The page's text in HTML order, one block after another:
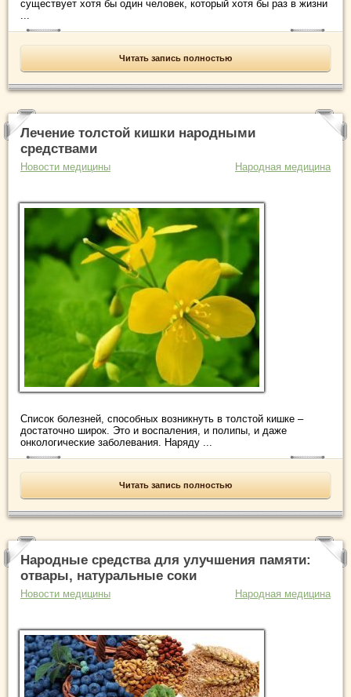
существует хотя бы один человек, который хотя бы раз в жизни
Читать запись полностью
Лечение толстой кишки народными
средствами
Новости медицины Народная медицина
Список болезней, способных возникнуть в толстой кишке –
достаточно широк. Это и воспаления, и полипы, и даже
онкологические заболевания. Наряду ...
Читать запись полностью
Народные средства для улучшения памяти:
отвары, натуральные соки
Новости медицины Народная медицина